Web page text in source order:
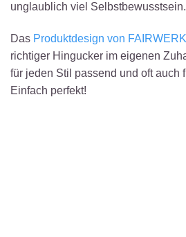
unglaublich viel Selbstbewusstsein.
Das Produktdesign von FAIRWERK
richtiger Hingucker im eigenen
für jeden Stil passend und oft auch
Einfach perfekt!